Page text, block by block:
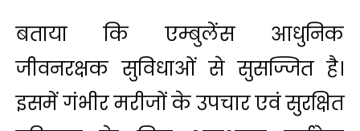
बताया कि एम्बुलेंस आधुनिक
जीवनरक्षक सुविधाओं से सुसज्जित है।
इसमें गंभीर मरीजों के उपचार एवं सुरक्षित